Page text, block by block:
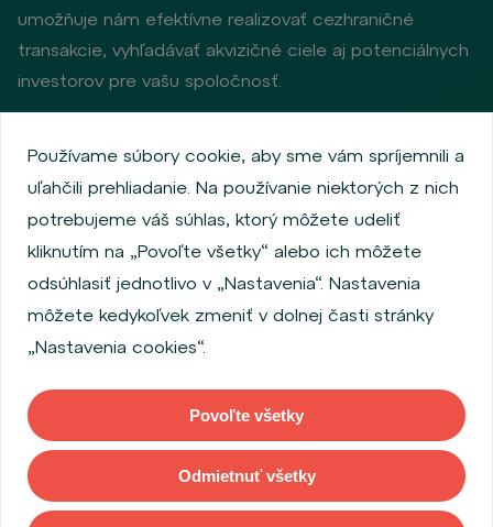
umožňuje nám efektívne realizovať cezhraničné
transakcie, vyhľadávať akvizičné ciele aj potenciálnych
investorov pre vašu spoločnosť.
Zásady ochrany osobných údajov
Používanie súborov cookie
Informácie o emitentoch
Zamestnanecký akciový program
Povinne zverejňované informácie
Finančná výkonnosť
Regulation S, Rule 144a
MiFID Information
Disclaimer
Copyright © 2026 WOOD & Company Všetky práva vyhradené. (WOOD &
Company Financial Services, a. s. je regulovaná Českou národnou bankou
so sídlom Na Příkopě 28, 115 03, Praha 1, Česká republika).
Používame súbory cookie, aby sme vám spríjemnili a
uľahčili prehliadanie. Na používanie niektorých z nich
potrebujeme váš súhlas, ktorý môžete udeliť
kliknutím na „Povoľte všetky“ alebo ich môžete
odsúhlasiť jednotlivo v „Nastavenia“. Nastavenia
môžete kedykoľvek zmeniť v dolnej časti stránky
„Nastavenia cookies“.
Odmietnuť všetky
Povoľte všetky